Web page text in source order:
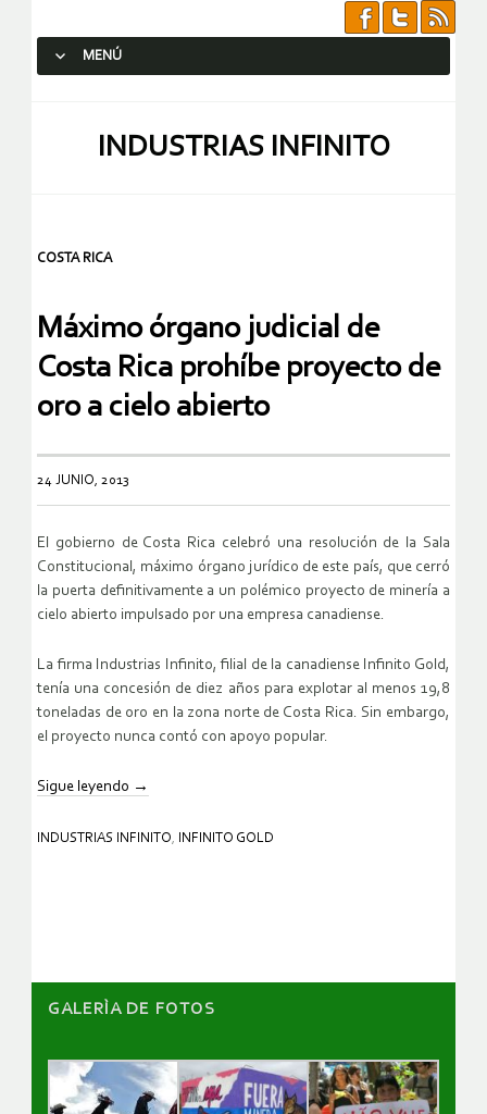
MENÚ
INDUSTRIAS INFINITO
COSTA RICA
Máximo órgano judicial de
Costa Rica prohíbe proyecto de
oro a cielo abierto
24 JUNIO, 2013
El gobierno de Costa Rica celebró una resolución de la Sala
Constitucional, máximo órgano jurídico de este país, que cerró
la puerta definitivamente a un polémico proyecto de minería a
cielo abierto impulsado por una empresa canadiense.
La firma Industrias Infinito, filial de la canadiense Infinito Gold,
tenía una concesión de diez años para explotar al menos 19,8
toneladas de oro en la zona norte de Costa Rica. Sin embargo,
el proyecto nunca contó con apoyo popular.
Sigue leyendo →
INDUSTRIAS INFINITO, INFINITO GOLD
GALERÌA DE FOTOS